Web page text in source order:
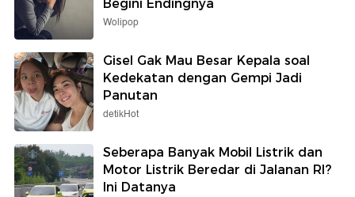
Begini Endingnya
Wolipop
Gisel Gak Mau Besar Kepala soal
Kedekatan dengan Gempi Jadi
Panutan
detikHot
Seberapa Banyak Mobil Listrik dan
Motor Listrik Beredar di Jalanan RI?
Ini Datanya